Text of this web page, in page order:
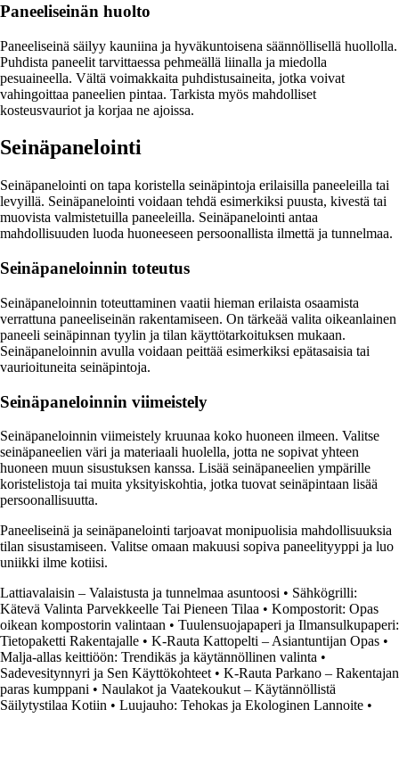
Paneeliseinän huolto
Paneeliseinä säilyy kauniina ja hyväkuntoisena säännöllisellä huollolla.
Puhdista paneelit tarvittaessa pehmeällä liinalla ja miedolla
pesuaineella. Vältä voimakkaita puhdistusaineita, jotka voivat
vahingoittaa paneelien pintaa. Tarkista myös mahdolliset
kosteusvauriot ja korjaa ne ajoissa.
Seinäpanelointi
Seinäpanelointi on tapa koristella seinäpintoja erilaisilla paneeleilla tai
levyillä. Seinäpanelointi voidaan tehdä esimerkiksi puusta, kivestä tai
muovista valmistetuilla paneeleilla. Seinäpanelointi antaa
mahdollisuuden luoda huoneeseen persoonallista ilmettä ja tunnelmaa.
Seinäpaneloinnin toteutus
Seinäpaneloinnin toteuttaminen vaatii hieman erilaista osaamista
verrattuna paneeliseinän rakentamiseen. On tärkeää valita oikeanlainen
paneeli seinäpinnan tyylin ja tilan käyttötarkoituksen mukaan.
Seinäpaneloinnin avulla voidaan peittää esimerkiksi epätasaisia tai
vaurioituneita seinäpintoja.
Seinäpaneloinnin viimeistely
Seinäpaneloinnin viimeistely kruunaa koko huoneen ilmeen. Valitse
seinäpaneelien väri ja materiaali huolella, jotta ne sopivat yhteen
huoneen muun sisustuksen kanssa. Lisää seinäpaneelien ympärille
koristelistoja tai muita yksityiskohtia, jotka tuovat seinäpintaan lisää
persoonallisuutta.
Paneeliseinä ja seinäpanelointi tarjoavat monipuolisia mahdollisuuksia
tilan sisustamiseen. Valitse omaan makuusi sopiva paneelityyppi ja luo
uniikki ilme kotiisi.
Lattiavalaisin – Valaistusta ja tunnelmaa asuntoosi • Sähkögrilli:
Kätevä Valinta Parvekkeelle Tai Pieneen Tilaa • Kompostorit: Opas
oikean kompostorin valintaan • Tuulensuojapaperi ja Ilmansulkupaperi:
Tietopaketti Rakentajalle • K-Rauta Kattopelti – Asiantuntijan Opas •
Malja-allas keittiöön: Trendikäs ja käytännöllinen valinta •
Sadevesitynnyri ja Sen Käyttökohteet • K-Rauta Parkano – Rakentajan
paras kumppani • Naulakot ja Vaatekoukut – Käytännöllistä
Säilytystilaa Kotiin • Luujauho: Tehokas ja Ekologinen Lannoite •